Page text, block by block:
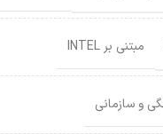
مبتنی بر INTEL
و سازمانی